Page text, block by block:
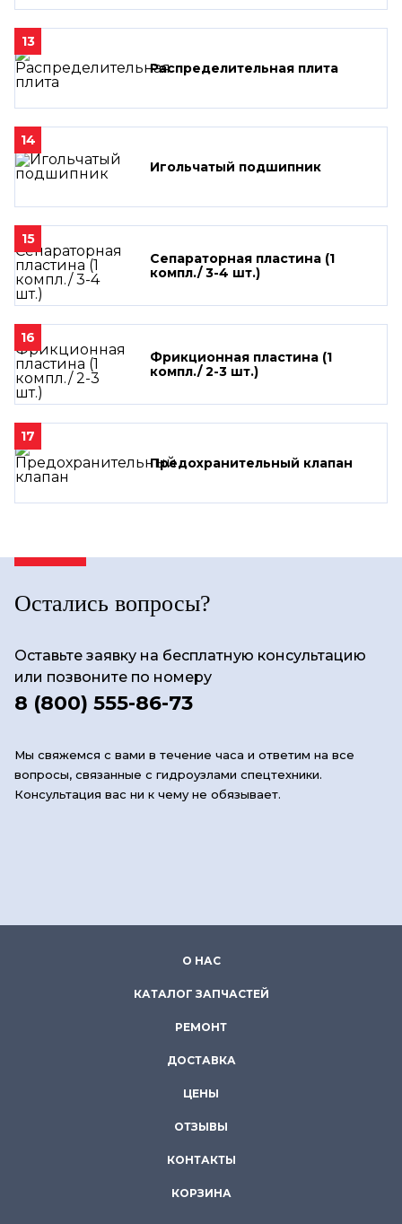
13
Распределительная плита
14
Игольчатый подшипник
15
Сепараторная пластина (1
компл./ 3-4 шт.)
16
Фрикционная пластина (1
компл./ 2-3 шт.)
17
Предохранительный клапан
Остались вопросы?
Оставьте заявку на бесплатную консультацию
или позвоните по номеру
8 (800) 555-86-73
Мы свяжемся с вами в течение часа и ответим на все
вопросы, связанные с гидроузлами спецтехники.
Консультация вас ни к чему не обязывает.
О НАС
КАТАЛОГ ЗАПЧАСТЕЙ
РЕМОНТ
ДОСТАВКА
ЦЕНЫ
ОТЗЫВЫ
КОНТАКТЫ
КОРЗИНА